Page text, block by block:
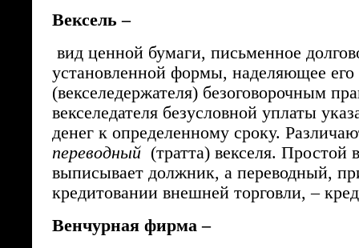
Вексель –
вид ценной бумаги, письменное
установленной формы, наделяющее его
(векселедержателя) безоговорочным
векселедателя безусловной уплаты
денег к определенному сроку.
переводный (тратта) векселя. Простой
выписывает должник, а переводный,
кредитовании внешней торговли, –
Венчурная фирма –